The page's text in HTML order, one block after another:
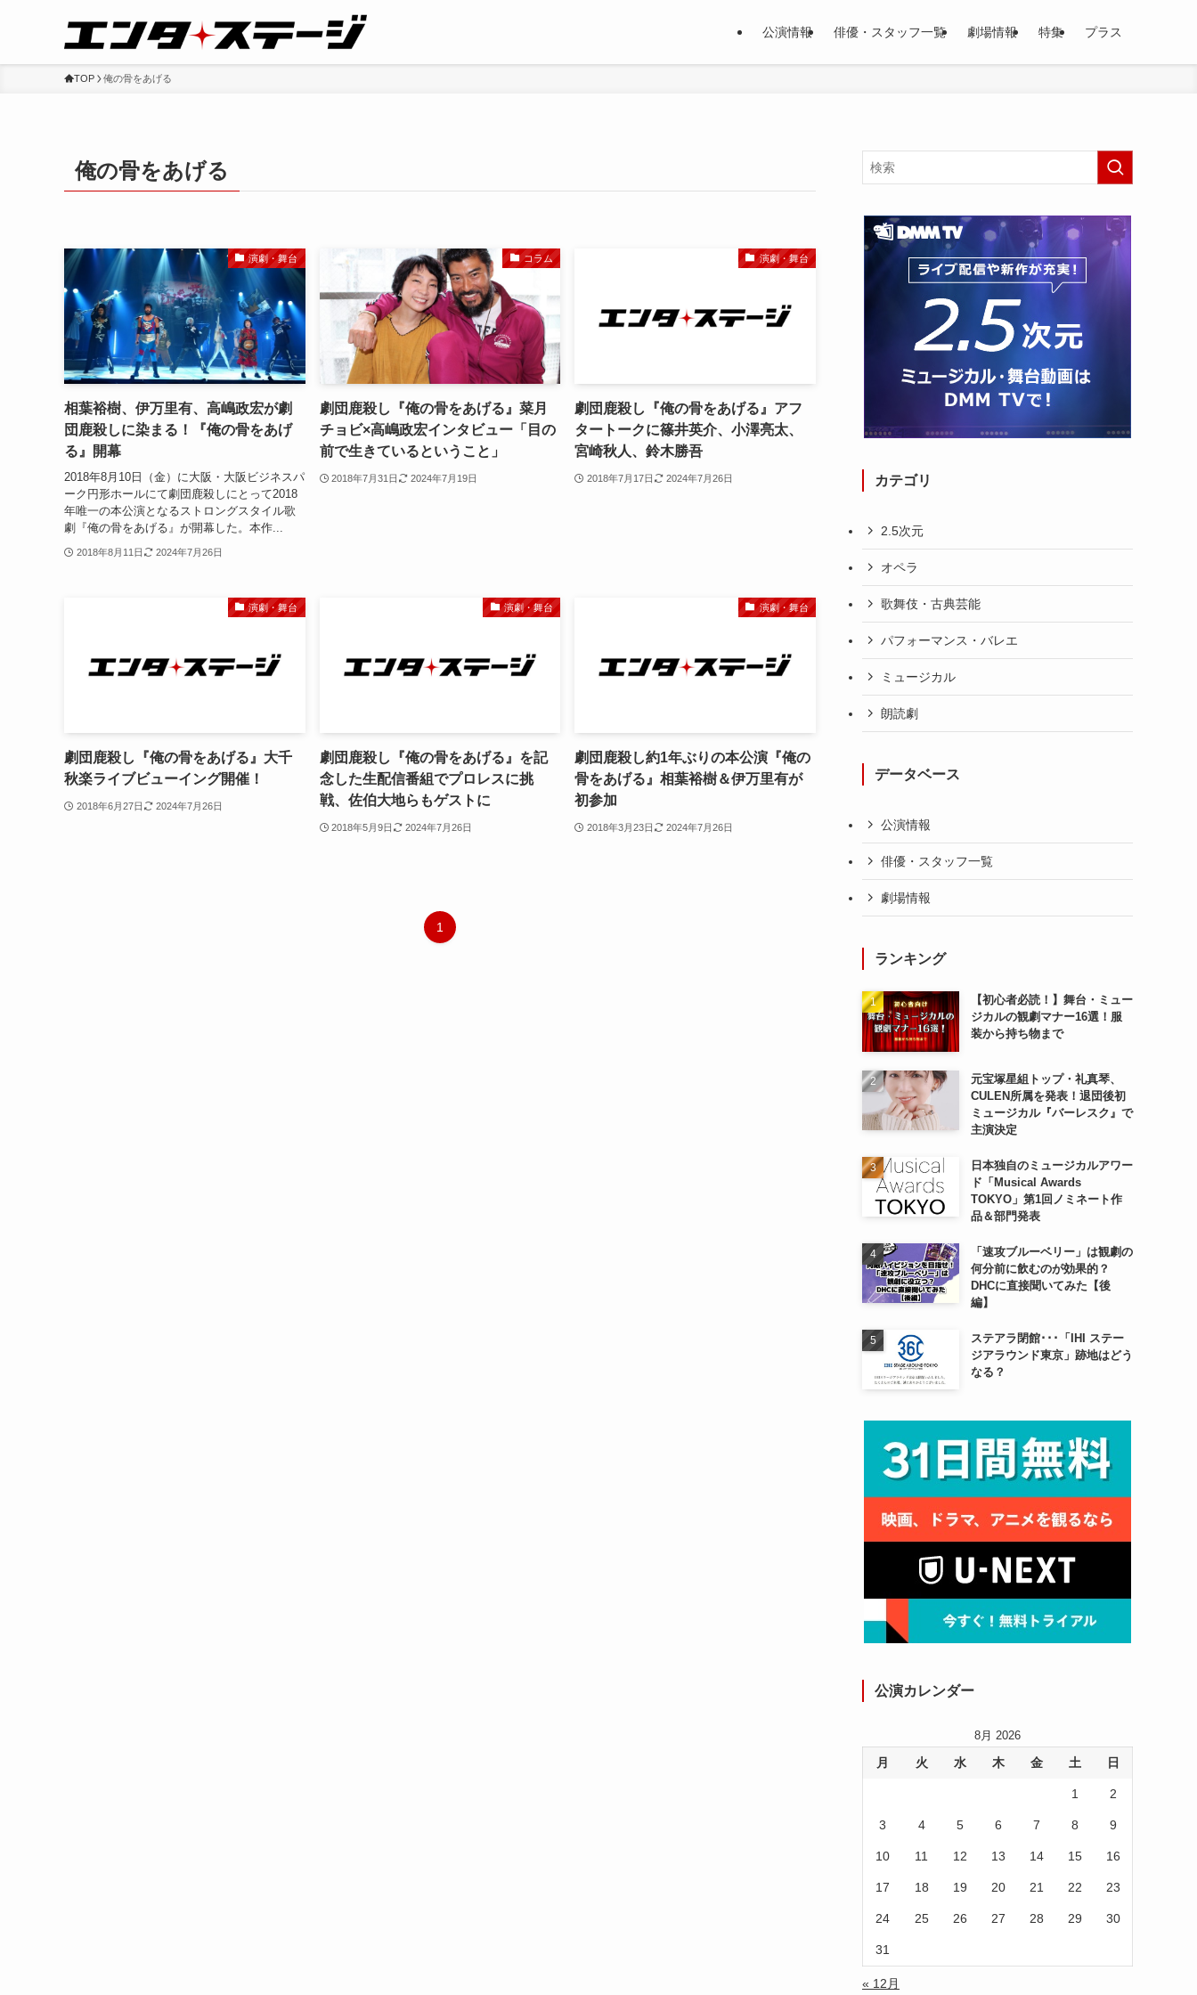
公演情報 俳優・スタッフ一覧 劇場情報 特集 プラス
TOP 俺の骨をあげる
俺の骨をあげる
演劇・舞台
相葉裕樹、伊万里有、高嶋政宏が劇
団鹿殺しに染まる！『俺の骨をあげ
る』開幕
2018年8月10日（金）に大阪・大阪ビジネスパ
ーク円形ホールにて劇団鹿殺しにとって2018
年唯一の本公演となるストロングスタイル歌
劇『俺の骨をあげる』が開幕した。本作...
2018年8月11日 2024年7月26日
コラム
劇団鹿殺し『俺の骨をあげる』菜月
チョビ×高嶋政宏インタビュー「目の
前で生きているということ」
2018年7月31日 2024年7月19日
演劇・舞台
劇団鹿殺し『俺の骨をあげる』アフ
タートークに篠井英介、小澤亮太、
宮崎秋人、鈴木勝吾
2018年7月17日 2024年7月26日
演劇・舞台
劇団鹿殺し『俺の骨をあげる』大千
秋楽ライブビューイング開催！
2018年6月27日 2024年7月26日
演劇・舞台
劇団鹿殺し『俺の骨をあげる』を記
念した生配信番組でプロレスに挑
戦、佐伯大地らもゲストに
2018年5月9日 2024年7月26日
演劇・舞台
劇団鹿殺し約1年ぶりの本公演『俺の
骨をあげる』相葉裕樹＆伊万里有が
初参加
2018年3月23日 2024年7月26日
1
カテゴリ
2.5次元
オペラ
歌舞伎・古典芸能
パフォーマンス・バレエ
ミュージカル
朗読劇
データベース
公演情報
俳優・スタッフ一覧
劇場情報
ランキング
【初心者必読！】舞台・ミュー
ジカルの観劇マナー16選！服
装から持ち物まで
元宝塚星組トップ・礼真琴、
CULEN所属を発表！退団後初
ミュージカル『バーレスク』で
主演決定
日本独自のミュージカルアワー
ド「Musical Awards
TOKYO」第1回ノミネート作
品＆部門発表
「速攻ブルーベリー」は観劇の
何分前に飲むのが効果的？
DHCに直接聞いてみた【後
編】
ステアラ閉館･･･「IHI ステー
ジアラウンド東京」跡地はどう
なる？
公演カレンダー
8月 2026
月 火 水 木 金 土 日
1 2
3 4 5 6 7 8 9
10 11 12 13 14 15 16
17 18 19 20 21 22 23
24 25 26 27 28 29 30
31
« 12月